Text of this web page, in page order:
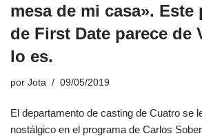
mesa de mi casa».
de First Date parece de
lo es.
por Jota 09/05/2019
El departamento de casting de Cuatro se
nostálgico en el programa de Carlos